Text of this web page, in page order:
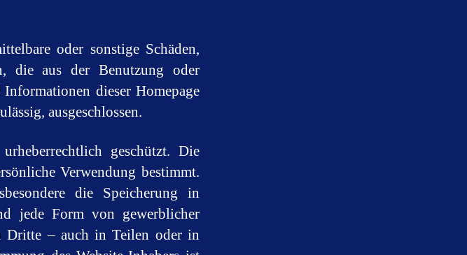
oder sonstige Schäden,
die aus der Benutzung oder
dieser Homepage
ausgeschlossen.
geschützt. Die
Verwendung bestimmt.
die Speicherung in
jede Form von gewerblicher
Dritte – auch in Teilen oder in